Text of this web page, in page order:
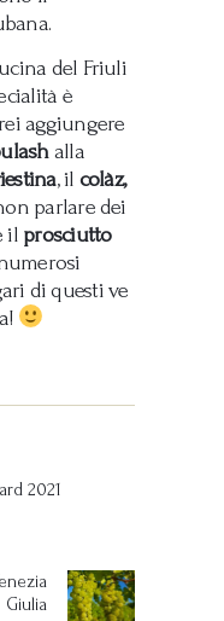
del Friuli
è
aggiungere
alla
, il colàz,
parlare dei
il prosciutto
di questi ve
2021
Next
post:
Giulia